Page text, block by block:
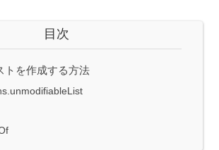
目次
トを作成する方法